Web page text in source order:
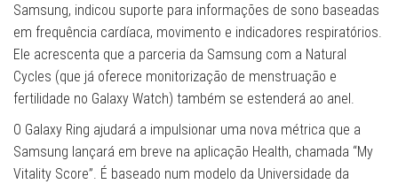
Samsung, indicou suporte para informações de sono baseadas
em frequência cardíaca, movimento e indicadores respiratórios.
Ele acrescenta que a parceria da Samsung com a Natural
Cycles (que já oferece monitorização de menstruação e
fertilidade no Galaxy Watch) também se estenderá ao anel.
O Galaxy Ring ajudará a impulsionar uma nova métrica que a
Samsung lançará em breve na aplicação Health, chamada “My
Vitality Score”. É baseado num modelo da Universidade da